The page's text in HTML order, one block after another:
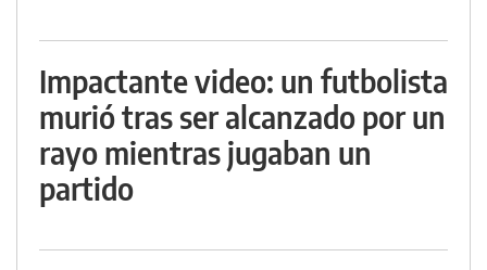
Impactante video: un futbolista
murió tras ser alcanzado por un
rayo mientras jugaban un
partido